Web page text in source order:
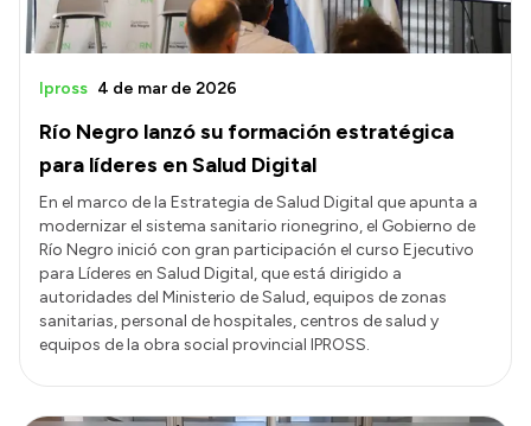
Boletín Oficial
Compras y licitaciones
Consulta de pago a proveedores
Convocatorias
Intranet
Login
Río Negro lanzó su formación estratégica
para líderes en Salud Digital
Ipross 4 de mar de 2026
En el marco de la Estrategia de Salud Digital que apunta a
modernizar el sistema sanitario rionegrino, el Gobierno de
Río Negro inició con gran participación el curso Ejecutivo
para Líderes en Salud Digital, que está dirigido a
autoridades del Ministerio de Salud, equipos de zonas
sanitarias, personal de hospitales, centros de salud y
equipos de la obra social provincial IPROSS.